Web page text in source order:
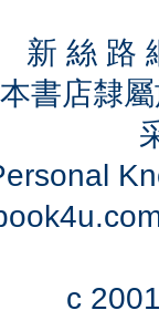
新 絲 路
本書店隸
c